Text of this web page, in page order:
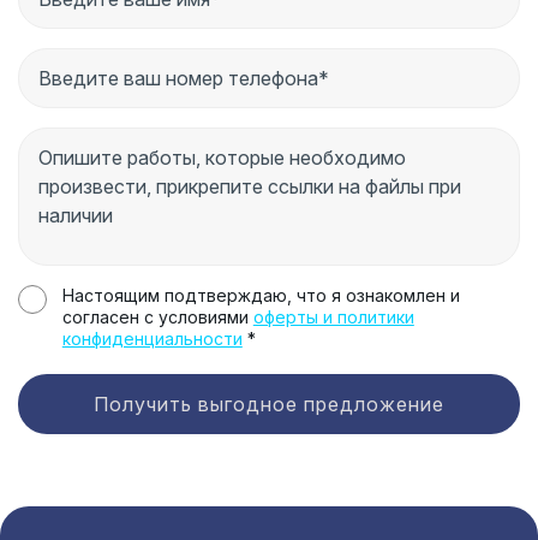
Настоящим подтверждаю, что я ознакомлен и
согласен с условиями оферты и политики
конфиденциальности *
Получить выгодное предложение